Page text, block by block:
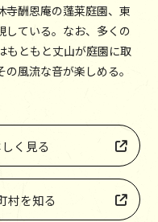
寺酬恩庵の蓬莱庭園、東
している。なお、多くの
もともと丈山が庭園に取
風流な音が楽しめる。
く見る
村を知る